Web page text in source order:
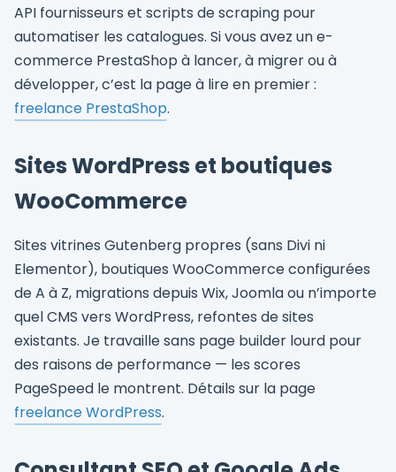
API fournisseurs et scripts de scraping pour
automatiser les catalogues. Si vous avez un e-
commerce PrestaShop à lancer, à migrer ou à
développer, c’est la page à lire en premier :
freelance PrestaShop.
Sites WordPress et boutiques
WooCommerce
Sites vitrines Gutenberg propres (sans Divi ni
Elementor), boutiques WooCommerce configurées
de A à Z, migrations depuis Wix, Joomla ou n’importe
quel CMS vers WordPress, refontes de sites
existants. Je travaille sans page builder lourd pour
des raisons de performance — les scores
PageSpeed le montrent. Détails sur la page
freelance WordPress.